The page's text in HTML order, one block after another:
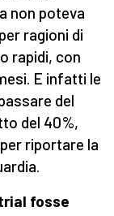
non poteva
ragioni di
rapidi, con
E infatti le
del
del 40%,
riportare la
fosse